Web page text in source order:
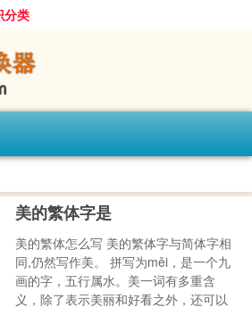
分类
美的繁体字是
美的繁体怎么写 美的繁体字与简体字相
同,仍然写作美。 拼写为měi，是一个九
画的字，五行属水。美一词有多重含
义，除了表示美丽和好看之外，还可以